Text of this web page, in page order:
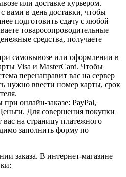
или доставке курьером.
вами в день доставки, чтобы
подготовить сдачу с любой
товаросопроводительные
средства, получаете
самовывозе или оформлении в
Visa и MasterCard. Чтобы
перенаправит вас на сервер
нужно ввести номер карты, срок
онлайн-заказе: PayPal,
Для совершения покупки
вас на страницу платежного
заполнить форму по
заказа. В интернет-магазине